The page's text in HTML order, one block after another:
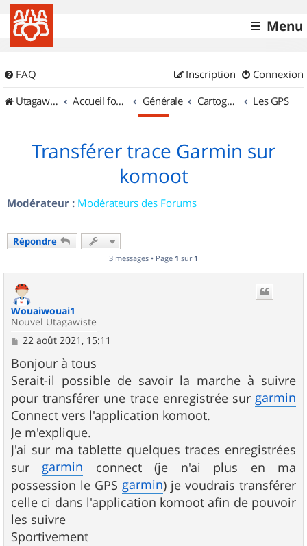
Menu
FAQ Connexion
Inscription
UtagawaVTT (Randos VTT et VTTAE avec traces GPS)
Accueil forum Générale Cartographie et GPS Les GPS
Transférer trace Garmin sur
komoot
Modérateur : Modérateurs des Forums
Répondre
3 messages • Page 1 sur 1
Wouaiwouai1
Nouvel Utagawiste
M
s
s
a
g
e
22 août 2021, 15:11
Bonjour à tous
Serait-il possible de savoir la marche à suivre
pour transférer une trace enregistrée sur garmin
Connect vers l'application komoot.
Je m'explique.
J'ai sur ma tablette quelques traces enregistrées
surgarmin connect (je n'ai plus en ma
possession le GPS garmin) je voudrais transférer
celle ci dans l'application komoot afin de pouvoir
les suivre
Sportivement